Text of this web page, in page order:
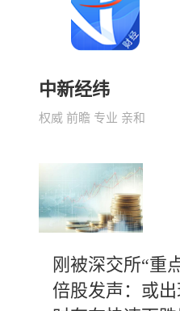
中新经纬
权威 前瞻 专业 亲和
刚被深交所“重
倍股发声：或